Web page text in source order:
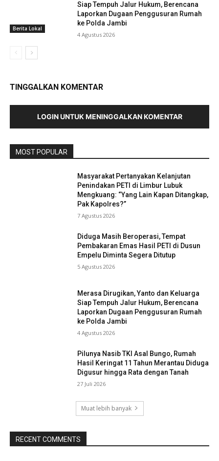
Berita Lokal
Siap Tempuh Jalur Hukum, Berencana
Laporkan Dugaan Penggusuran Rumah
ke Polda Jambi
4 Agustus 2026
TINGGALKAN KOMENTAR
LOGIN UNTUK MENINGGALKAN KOMENTAR
MOST POPULAR
Masyarakat Pertanyakan Kelanjutan
Penindakan PETI di Limbur Lubuk
Mengkuang: “Yang Lain Kapan Ditangkap,
Pak Kapolres?”
7 Agustus 2026
Diduga Masih Beroperasi, Tempat
Pembakaran Emas Hasil PETI di Dusun
Empelu Diminta Segera Ditutup
5 Agustus 2026
Merasa Dirugikan, Yanto dan Keluarga
Siap Tempuh Jalur Hukum, Berencana
Laporkan Dugaan Penggusuran Rumah
ke Polda Jambi
4 Agustus 2026
Pilunya Nasib TKI Asal Bungo, Rumah
Hasil Keringat 11 Tahun Merantau Diduga
Digusur hingga Rata dengan Tanah
27 Juli 2026
Muat lebih banyak
RECENT COMMENTS